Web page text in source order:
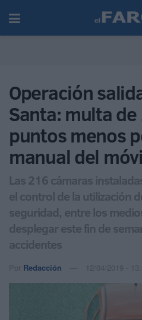
Operación
Santa: multa
puntos menos
manual del
Las 216 cámaras
el control de la utilización
seguridad, entre los
desplegar este fin de
accidentes
Por Redacción 12/04/2019 -